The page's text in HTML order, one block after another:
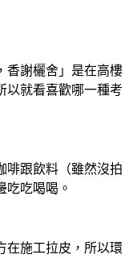
香謝欐舍」是在高樓
以就看喜歡哪一種考
啡跟飲料（雖然沒拍
吃吃喝喝。
在施工拉皮，所以環